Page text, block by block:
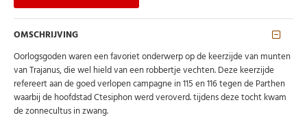
OMSCHRIJVING
Oorlogsgoden waren een favoriet onderwerp op de keerzijde van munten
van Trajanus, die wel hield van een robbertje vechten. Deze keerzijde
refereert aan de goed verlopen campagne in 115 en 116 tegen de Parthen
waarbij de hoofdstad Ctesiphon werd veroverd. tijdens deze tocht kwam
de zonnecultus in zwang.